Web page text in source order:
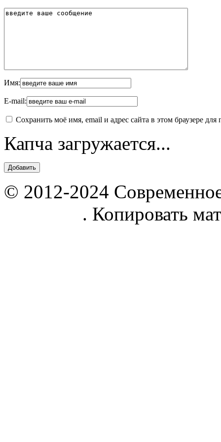
Имя:
E-mail:
Сохранить моё имя, email и адрес сайта в этом браузере
Капча загружается...
© 2012-2024
. Копировать